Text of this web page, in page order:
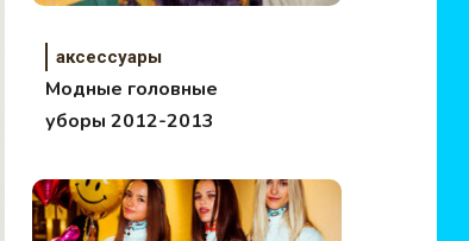
аксессуары
Модные головные
уборы 2012-2013